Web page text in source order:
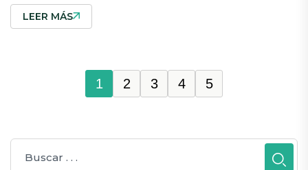
LEER MÁS
1 2 3 4 5